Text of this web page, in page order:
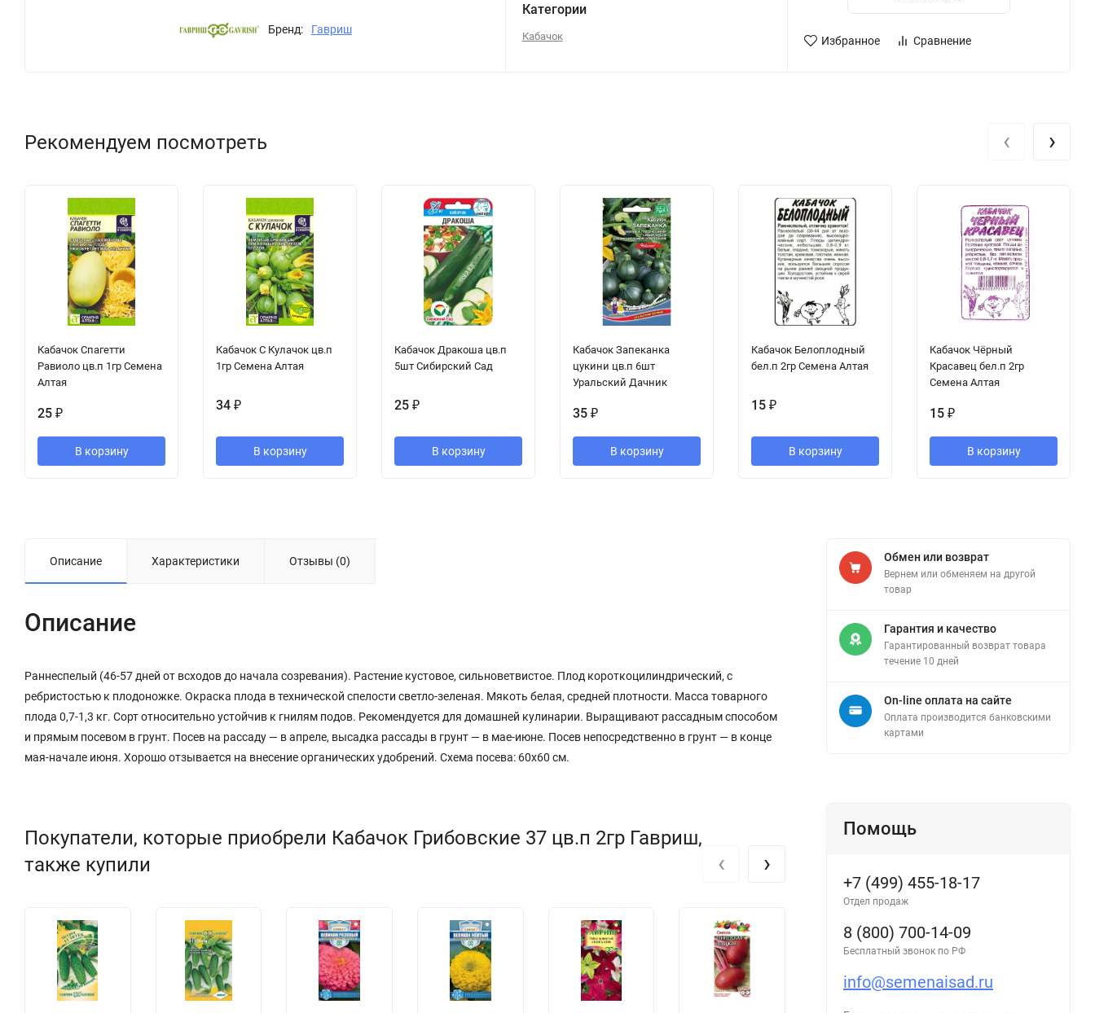
Бренд: Гавриш
Категории
Кабачок Избранное Сравнение
Рекомендуем посмотреть
Кабачок Спагетти
Равиоло цв.п 1гр Семена
Алтая
25 ₽
В корзину
Кабачок С Кулачок цв.п
1гр Семена Алтая
34 ₽
В корзину
Кабачок Дракоша цв.п
5шт Сибирский Сад
25 ₽
В корзину
Кабачок Запеканка
цукини цв.п 6шт
Уральский Дачник
35 ₽
В корзину
Кабачок Белоплодный
бел.п 2гр Семена Алтая
15 ₽
В корзину
Кабачок Чёрный
Красавец бел.п 2гр
Семена Алтая
15 ₽
В корзину
‹ ›
Описание Характеристики Отзывы (0)
Описание
Раннеспелый (46-57 дней от всходов до начала созревания). Растение кустовое, сильноветвистое. Плод короткоцилиндрический, с
ребристостью к плодоножке. Окраска плода в технической спелости светло-зеленая. Мякоть белая, средней плотности. Масса товарного
плода 0,7-1,3 кг. Сорт относительно устойчив к гнилям подов. Рекомендуется для домашней кулинарии. Выращивают рассадным способом
и прямым посевом в грунт. Посев на рассаду — в апреле, высадка рассады в грунт — в мае-июне. Посев непосредственно в грунт — в конце
мая-начале июня. Хорошо отзывается на внесение органических удобрений. Схема посева: 60х60 см.
Покупатели, которые приобрели Кабачок Грибовские 37 цв.п 2гр Гавриш,
также купили
‹ ›
Обмен или возврат
Вернем или обменяем на другой
товар
Гарантия и качество
Гарантированный возврат товара
течение 10 дней
On-line оплата на сайте
Оплата производится банковскими
картами
Помощь
+7 (499) 455-18-17
Отдел продаж
8 (800) 700-14-09
Бесплатный звонок по РФ
info@semenaisad.ru